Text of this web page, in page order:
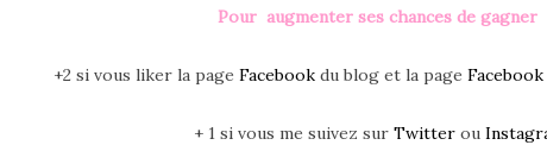
Pour augmenter ses chances de gagner
+2 si vous liker la page Facebook du blog et la page Facebook
+ 1 si vous me suivez sur Twitter ou